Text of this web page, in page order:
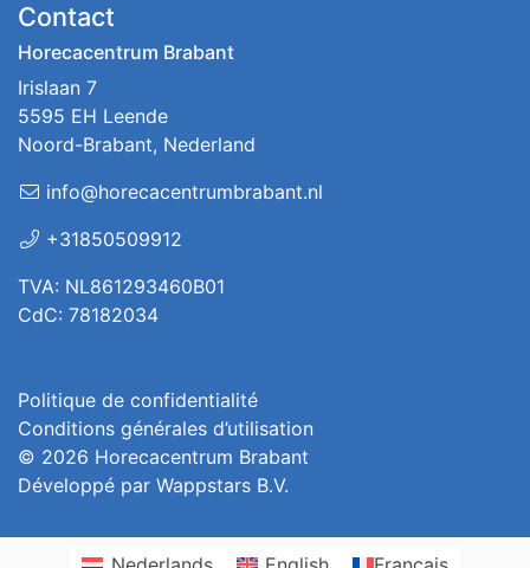
Contact
Horecacentrum Brabant
Irislaan 7
5595 EH Leende
Noord-Brabant, Nederland
info@horecacentrumbrabant.nl
+31850509912
TVA: NL861293460B01
CdC: 78182034
Politique de confidentialité
Conditions générales d’utilisation
© 2026 Horecacentrum Brabant
Développé par Wappstars B.V.